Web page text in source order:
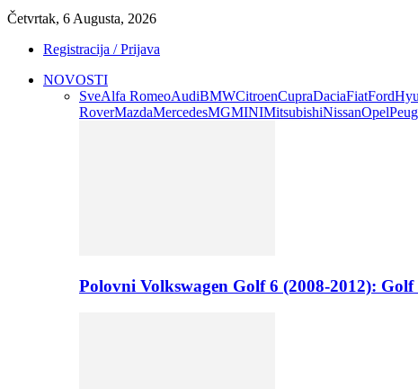
Četvrtak, 6 Augusta, 2026
Registracija / Prijava
NOVOSTI
SveAlfa RomeoAudiBMWCitroenCupraDaciaFiatFord
RoverMazdaMercedesMGMINIMitsubishiNissanOpel
Polovni Volkswagen Golf 6 (2008-2012):